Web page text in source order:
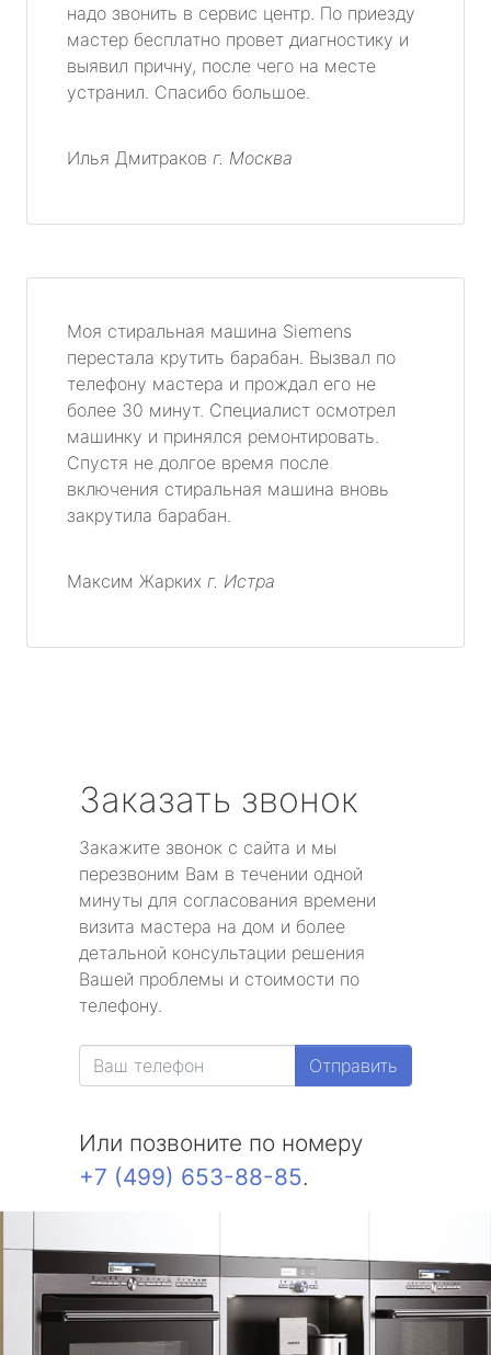
надо звонить в сервис центр. По приезду
мастер бесплатно провет диагностику и
выявил причну, после чего на месте
устранил. Спасибо большое.
Илья Дмитраков г. Москва
Моя стиральная машина Siemens
перестала крутить барабан. Вызвал по
телефону мастера и прождал его не
более 30 минут. Специалист осмотрел
машинку и принялся ремонтировать.
Спустя не долгое время после
включения стиральная машина вновь
закрутила барабан.
Максим Жарких г. Истра
Заказать звонок
Закажите звонок с сайта и мы
перезвоним Вам в течении одной
минуты для согласования времени
визита мастера на дом и более
детальной консультации решения
Вашей проблемы и стоимости по
телефону.
Отправить
Или позвоните по номеру
+7 (499) 653-88-85.